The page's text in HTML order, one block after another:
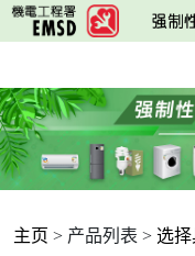
跳
至
要
内
容
主页 > 产品列表 > 选